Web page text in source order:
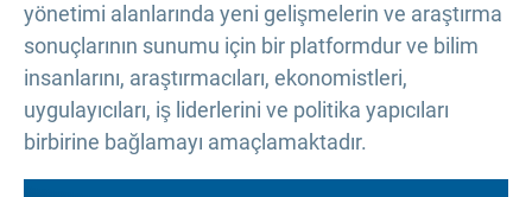
yönetimi alanlarında yeni gelişmelerin ve araştırma
sonuçlarının sunumu için bir platformdur ve bilim
insanlarını, araştırmacıları, ekonomistleri,
uygulayıcıları, iş liderlerini ve politika yapıcıları
birbirine bağlamayı amaçlamaktadır.